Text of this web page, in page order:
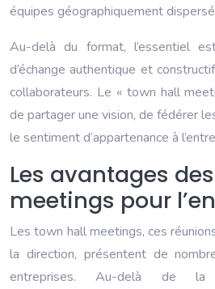
équipes géographiquement
Au-delà du format, l’essentiel
d’échange authentique et
collaborateurs. Le « town hall
de partager une vision, de fédérer
le sentiment d’appartenance à
Les avantages
meetings pour
Les town hall meetings, ces
la direction, présentent de
entreprises. Au-delà de la